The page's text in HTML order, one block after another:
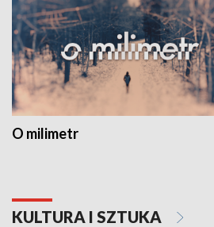
O milimetr
KULTURA I SZTUKA